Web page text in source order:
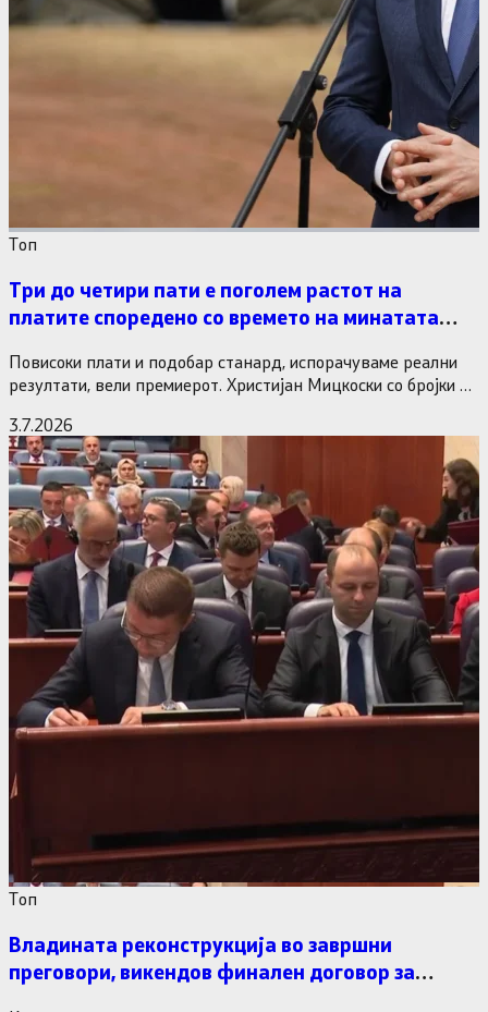
Tоп
Три до четири пати е поголем растот на
платите споредено со времето на минатата
Повисоки плати и подобар станард, испорачуваме реални
резултати, вели премиерот. Христијан Мицкоски со бројки и
3.7.2026
Tоп
Владината реконструкција во завршни
преговори, викендов финален договор за